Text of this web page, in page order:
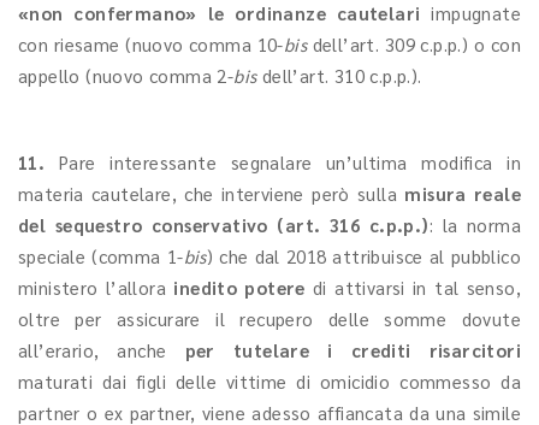
«non confermano» le ordinanze cautelari impugnate
con riesame (nuovo comma 10-bisdell’art. 309 c.p.p.) o con
appello (nuovo comma 2-bisdell’art. 310 c.p.p.).
11. Pare interessante segnalare un’ultima modifica in
materia cautelare, che interviene però sulla misura reale
del sequestro conservativo (art. 316 c.p.p.): la norma
speciale (comma 1-bis) che dal 2018 attribuisce al pubblico
ministero l’allora inedito potere di attivarsi in tal senso,
oltre per assicurare il recupero delle somme dovute
all’erario, anche per tutelare i crediti risarcitori
maturati dai figli delle vittime di omicidio commesso da
partner o ex partner, viene adesso affiancata da una simile